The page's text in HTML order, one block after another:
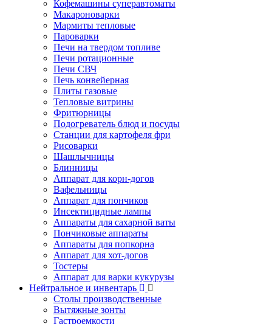
Кофемашины суперавтоматы
Макароноварки
Мармиты тепловые
Пароварки
Печи на твердом топливе
Печи ротационные
Печи СВЧ
Печь конвейерная
Плиты газовые
Тепловые витрины
Фритюрницы
Подогреватель блюд и посуды
Станции для картофеля фри
Рисоварки
Шашлычницы
Блинницы
Аппарат для корн-догов
Вафельницы
Аппарат для пончиков
Инсектицидные лампы
Аппараты для сахарной ваты
Пончиковые аппараты
Аппараты для попкорна
Аппарат для хот-догов
Тостеры
Аппарат для варки кукурузы
Нейтральное и инвентарь
Столы производственные
Вытяжные зонты
Гастроемкости